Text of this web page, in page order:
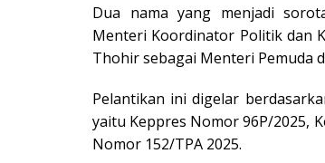
Dua nama yang menjadi
Menteri Koordinator Politik dan
Thohir sebagai Menteri Pemuda
Pelantikan ini digelar
yaitu Keppres Nomor 96P/2025,
Nomor 152/TPA 2025.